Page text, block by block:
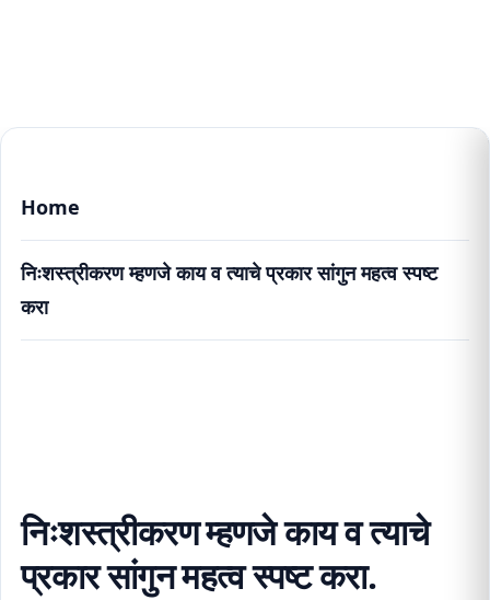
Home
निःशस्त्रीकरण म्हणजे काय व त्याचे प्रकार सांगुन महत्व स्पष्ट
करा
निःशस्त्रीकरण म्हणजे काय व त्याचे
प्रकार सांगुन महत्व स्पष्ट करा.